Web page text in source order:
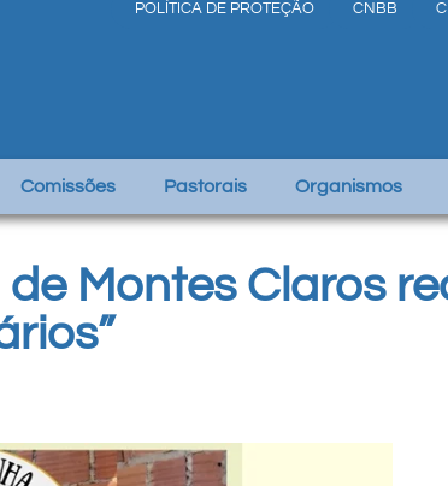
POLÍTICA DE PROTEÇÃO CNBB
Comissões Pastorais Organismos
Montes Claros